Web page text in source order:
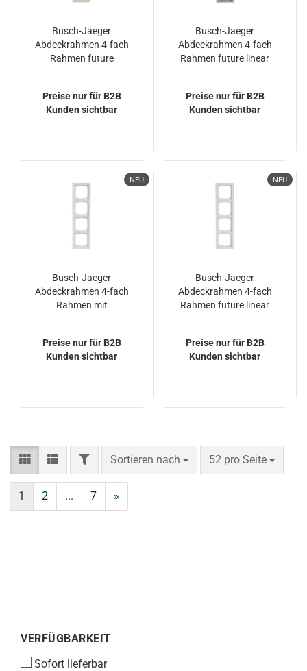
Busch-Jaeger
Abdeckrahmen 4-fach
Rahmen future
Preise nur für B2B
Kunden sichtbar
Busch-Jaeger
Abdeckrahmen 4-fach
Rahmen future linear
Preise nur für B2B
Kunden sichtbar
NEU
Busch-Jaeger
Abdeckrahmen 4-fach
Rahmen mit
2CKA001754A4367
1724-184 NSK
Preise nur für B2B
Kunden sichtbar
NEU
Busch-Jaeger
Abdeckrahmen 4-fach
Rahmen future linear
Preise nur für B2B
Kunden sichtbar
FILTERSortieren nach
Sortieren nach 52 pro Seite
pro Seite
1 2 ... 7 »
VERFÜGBARKEIT
VERFÜGBARKEIT
Sofort lieferbar